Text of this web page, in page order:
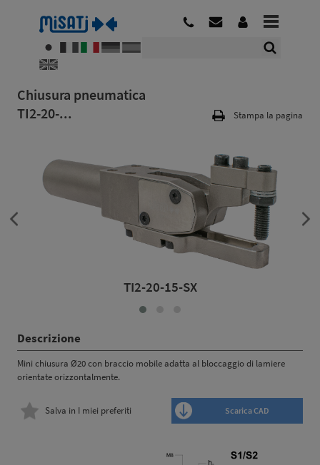
Chiusura pneumatica
TI2-20-...
Stampa la pagina
TI2-20-15-SX
Descrizione
Mini chiusura Ø20 con braccio mobile adatta al bloccaggio di lamiere
orientate orizzontalmente.
Scarica CAD
Salva in I miei preferiti